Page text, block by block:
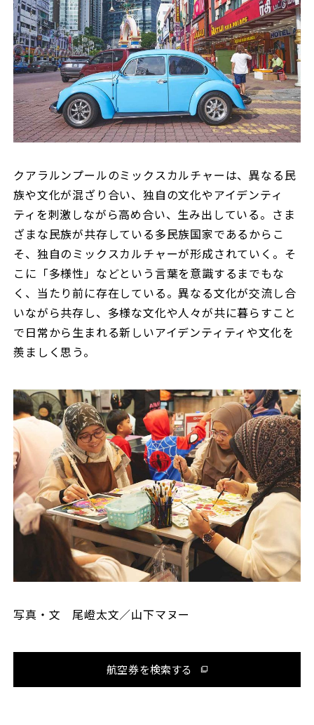
クアラルンプールのミックスカルチャーは、異なる民
族や文化が混ざり合い、独自の文化やアイデンティ
ティを刺激しながら高め合い、生み出している。さま
ざまな民族が共存している多民族国家であるからこ
そ、独自のミックスカルチャーが形成されていく。そ
こに「多様性」などという言葉を意識するまでもな
く、当たり前に存在している。異なる文化が交流し合
いながら共存し、多様な文化や人々が共に暮らすこと
で日常から生まれる新しいアイデンティティや文化を
羨ましく思う。
写真・文 尾嶝太文／山下マヌー
航空券を検索する